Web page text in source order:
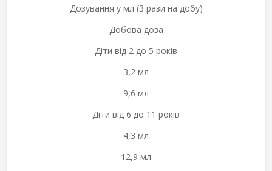
Дозування у мл (3 рази на добу)
Добова доза
Діти від 2 до 5 років
3,2 мл
9,6 мл
Діти від 6 до 11 років
4,3 мл
12,9 мл